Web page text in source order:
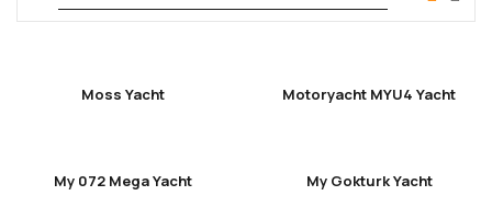
Moss Yacht Motoryacht MYU4 Yacht
My 072 Mega Yacht My Gokturk Yacht